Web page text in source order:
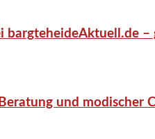
bargteheideAktuell.de
und modischer